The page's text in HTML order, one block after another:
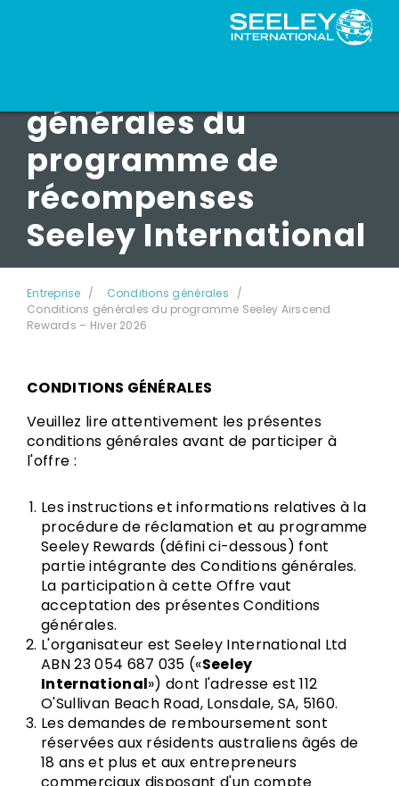
générales du
programme de
récompenses
Seeley International
Entreprise
Conditions générales
Conditions générales du programme Seeley Airscend
Rewards – Hiver 2026
CONDITIONS GÉNÉRALES
Veuillez lire attentivement les présentes
conditions générales avant de participer à
l'offre :
Les instructions et informations relatives à la
procédure de réclamation et au programme
Seeley Rewards (défini ci-dessous) font
partie intégrante des Conditions générales.
La participation à cette Offre vaut
acceptation des présentes Conditions
générales.
L'organisateur est Seeley International Ltd
ABN 23 054 687 035 («Seeley
International») dont l'adresse est 112
O'Sullivan Beach Road, Lonsdale, SA, 5160.
Les demandes de remboursement sont
réservées aux résidents australiens âgés de
18 ans et plus et aux entrepreneurs